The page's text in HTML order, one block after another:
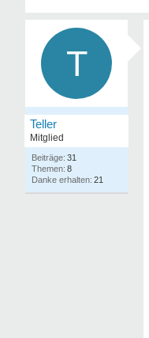
T
Teller
Mitglied
31
8
21